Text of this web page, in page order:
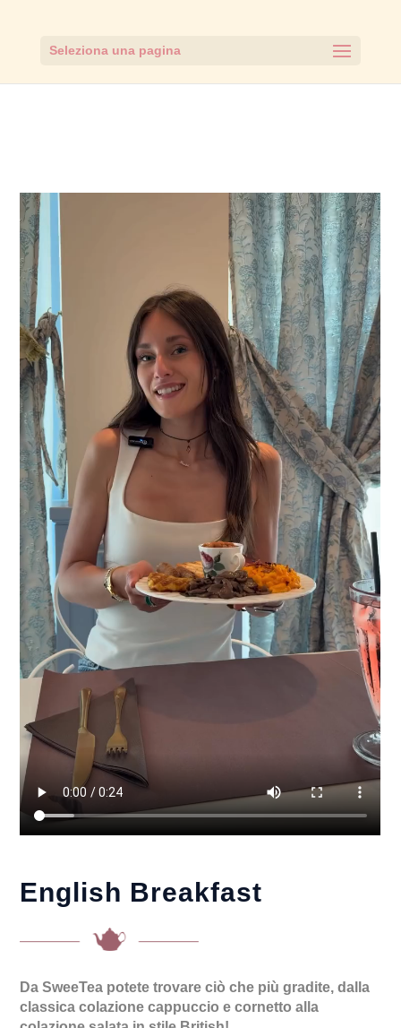
Seleziona una pagina
English Breakfast
Da SweeTea potete trovare ciò che più gradite, dalla
classica colazione cappuccio e cornetto alla